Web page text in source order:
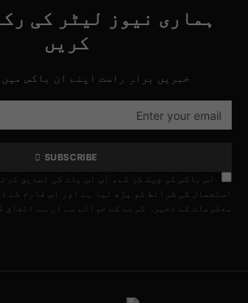
ہماری نیوز لیٹر کی
کریں
خبریں براہِ راست اپنے ان باکس
SUBSCRIBE
اس باکس کو چیک کر کے، آپ اس بات کی تصدیق
استعمال کی شرائط کو پڑھ لیا ہے اور اس فارم کے
معلومات کے ذخیرہ کرنے کے حوالے سے ان سے اتفاق